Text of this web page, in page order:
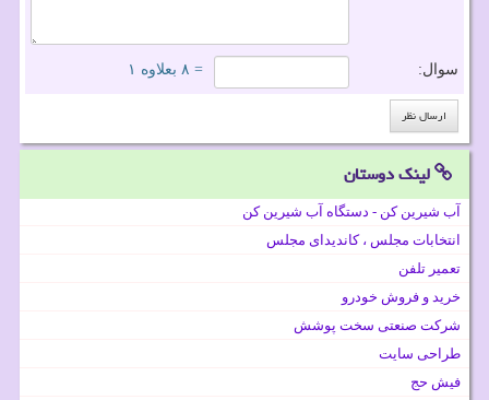
سوال: = ۸ بعلاوه ۱
لینک دوستان
آب شیرین کن - دستگاه آب شیرین کن
انتخابات مجلس ، کاندیدای مجلس
تعمیر تلفن
خرید و فروش خودرو
شرکت صنعتی سخت پوشش
طراحی سایت
فیش حج